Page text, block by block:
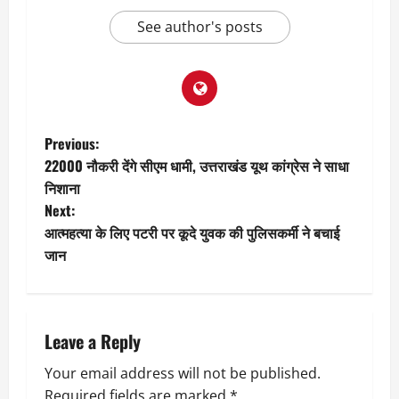
See author's posts
P
o
s
t
a
v
Previous:
22000 नौकरी देंगे सीएम धामी, उत्तराखंड यूथ कांग्रेस ने साधा
निशाना
Next:
आत्महत्या के लिए पटरी पर कूदे युवक की पुलिसकर्मी ने बचाई
जान
Leave a Reply
Your email address will not be published.